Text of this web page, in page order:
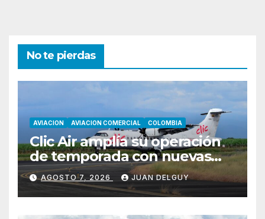
No te pierdas
AVIACION AVIACION COMERCIAL COLOMBIA
Clic Air amplía su operación
de temporada con nuevas
rutas hacia Cartagena y Tolú
AGOSTO 7, 2026 JUAN DELGUY